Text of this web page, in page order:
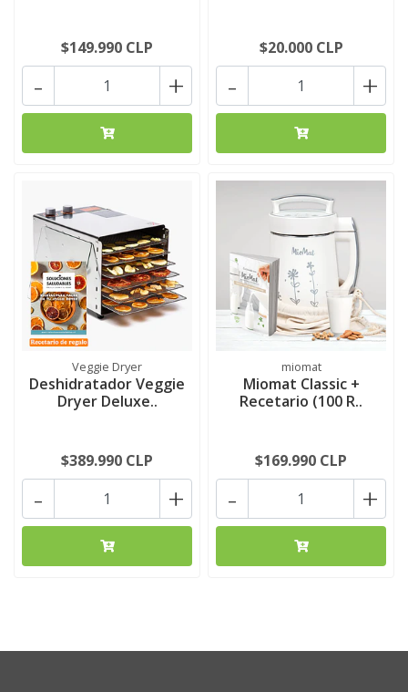
$149.990 CLP
+
-
$20.000 CLP
+
-
Veggie Dryer
Deshidratador Veggie
Dryer Deluxe..
$389.990 CLP
+
-
miomat
Miomat Classic +
Recetario (100 R..
$169.990 CLP
+
-